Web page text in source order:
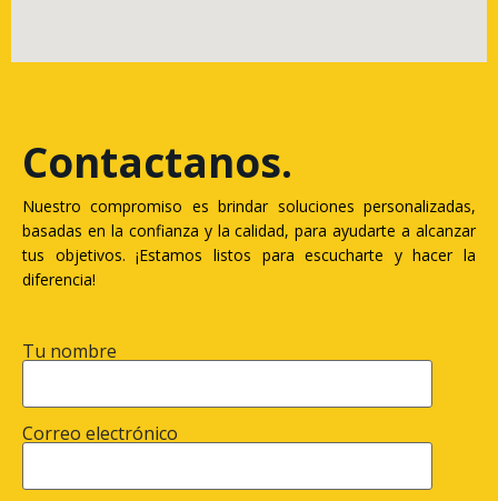
Contactanos
.
Nuestro compromiso es brindar soluciones personalizadas,
basadas en la confianza y la calidad, para ayudarte a alcanzar
tus objetivos. ¡Estamos listos para escucharte y hacer la
diferencia!
Tu nombre
Correo electrónico